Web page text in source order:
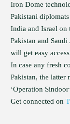
Iron Dome
Pakistani
India and Israel on
Pakistan and
will get easy
In case any fresh
Pakistan, the latter
‘Operation
Get connected on